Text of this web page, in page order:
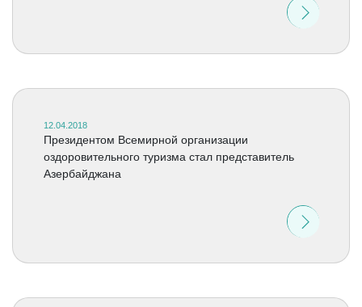
12.04.2018
Президентом Всемирной организации
оздоровительного туризма стал представитель
Азербайджана